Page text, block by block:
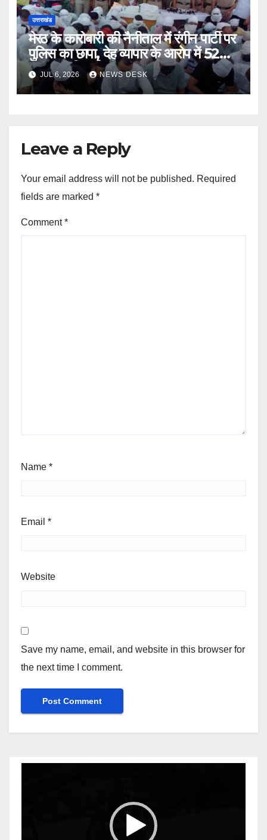
उत्तराखंड
मेरठ के कारोबारी की नैनीताल में रंगीन पार्टी पर
पुलिस का छापा, देह व्यापार के आरोप में 52
गिरफ्तार, रिजॉर्ट सील
JUL 6, 2026 NEWS DESK
Leave a Reply
Your email address will not be published. Required
fields are marked *
Comment*
Name *
Email *
Website
Save my name, email, and website in this browser for
the next time I comment.